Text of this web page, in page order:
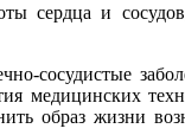
сердца и
сосудистые
медицинских
образ жизни